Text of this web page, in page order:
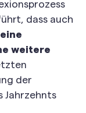
dass auch
weitere
der
Jahrzehnts